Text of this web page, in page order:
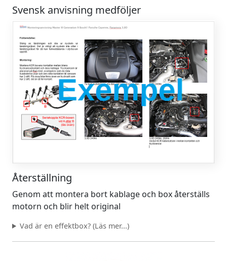
Svensk anvisning medföljer
Återställning
Genom att montera bort kablage och box återställs
motorn och blir helt original
Vad är en effektbox? (Läs mer...)